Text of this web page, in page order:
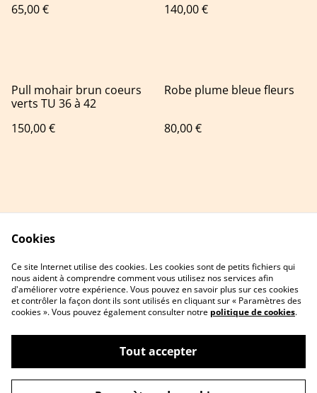
65,00 €
140,00 €
Pull mohair brun coeurs
verts TU 36 à 42
150,00 €
Robe plume bleue fleurs
80,00 €
Contact Us
Legal Terms
Privacy Policy
Cookie Policy
©2026Barberose confection
Cookies
Ce site Internet utilise des cookies. Les cookies sont de petits fichiers qui
nous aident à comprendre comment vous utilisez nos services afin
d'améliorer votre expérience. Vous pouvez en savoir plus sur ces cookies
et contrôler la façon dont ils sont utilisés en cliquant sur « Paramètres des
cookies ». Vous pouvez également consulter notre politique de cookies.
Tout accepter